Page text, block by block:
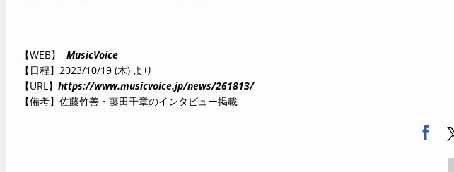
【WEB】
MusicVoice
【日程】2023/10/19 (木) より
【URL】 https://www.musicvoice.jp/news/261813/
【備考】佐藤竹善・藤田千章のインタビュー掲載